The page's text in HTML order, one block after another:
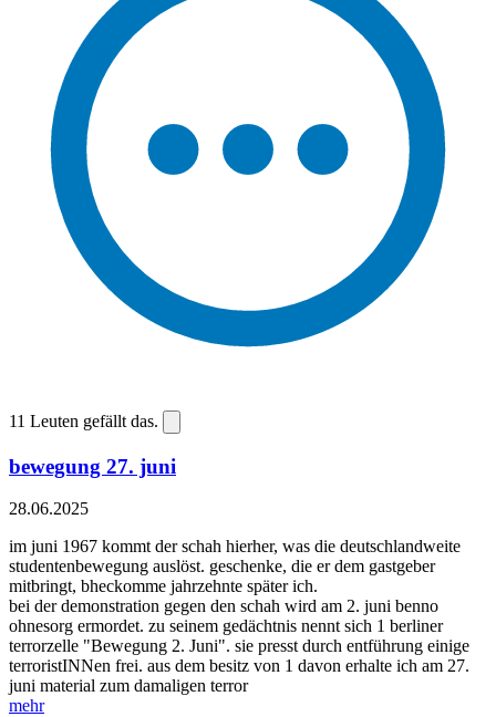
11 Leuten gefällt das.
bewegung 27. juni
28.06.2025
im juni 1967 kommt der schah hierher, was die deutschlandweite
studentenbewegung auslöst. geschenke, die er dem gastgeber
mitbringt, bheckomme jahrzehnte später ich.
bei der demonstration gegen den schah wird am 2. juni benno
ohnesorg ermordet. zu seinem gedächtnis nennt sich 1 berliner
terrorzelle "Bewegung 2. Juni". sie presst durch entführung einige
terroristINNen frei. aus dem besitz von 1 davon erhalte ich am 27.
juni material zum damaligen terror
mehr